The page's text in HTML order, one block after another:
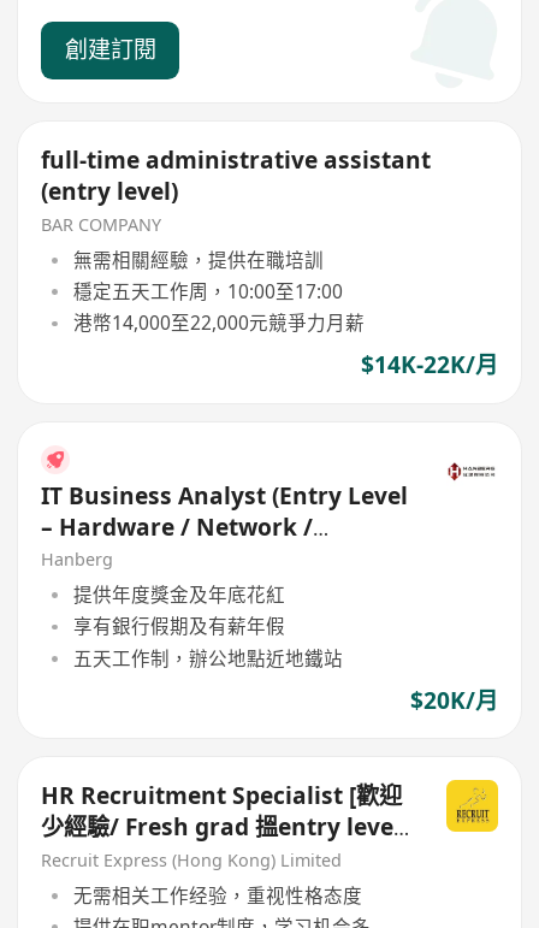
創建訂閱
full-time administrative assistant
(entry level)
BAR COMPANY
無需相關經驗，提供在職培訓
穩定五天工作周，10:00至17:00
港幣14,000至22,000元競爭力月薪
$14K-22K/月
IT Business Analyst (Entry Level
– Hardware / Network /
Development)
Hanberg
提供年度獎金及年底花紅
享有銀行假期及有薪年假
五天工作制，辦公地點近地鐵站
$20K/月
HR Recruitment Specialist [歡迎
少經驗/ Fresh grad 搵entry level
工]
Recruit Express (Hong Kong) Limited
无需相关工作经验，重视性格态度